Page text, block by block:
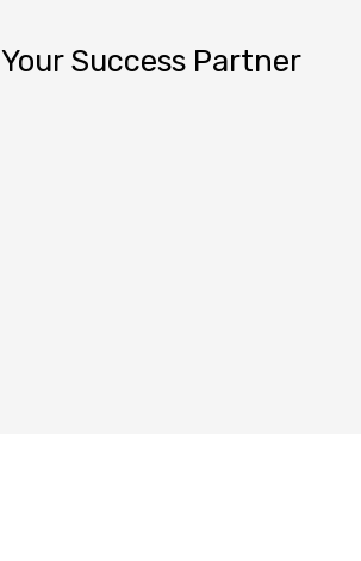
Your Success Partner